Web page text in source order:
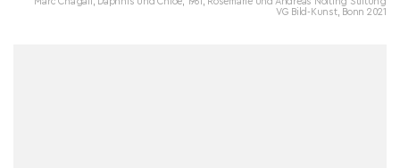
VG Bild-Kunst, Bonn 2021